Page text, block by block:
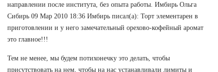
направлении после института, без опыта работы. Имбирь Ольга
Сибирь 09 Мар 2010 18:36 Имбирь писал(а): Торт элементарен в
приготовлении и у него замечательный орехово-кофейный аромат
это главное!!!
Тем не менее, мы будем потихонечку это делать, чтобы
присутствовать на нем, чтобы на нас устанавливали лимиты и